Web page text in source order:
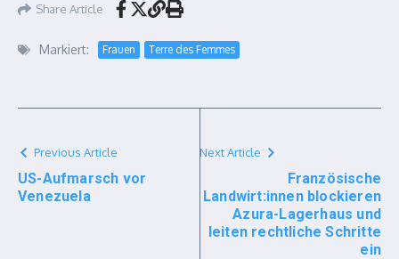
Share Article
Markiert: Frauen Terre des Femmes
Previous Article
US-Aufmarsch vor
Venezuela
Next Article
Französische
Landwirt:innen blockieren
Azura-Lagerhaus und
leiten rechtliche Schritte
ein